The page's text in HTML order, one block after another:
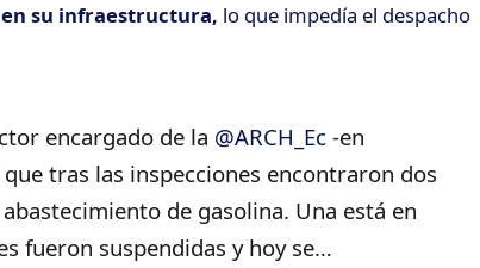
su infraestructura, lo que impedía el despacho
encargado de la @ARCH_Ec-en
tras las inspecciones encontraron dos
de gasolina. Una está en
fueron suspendidas y hoy se…